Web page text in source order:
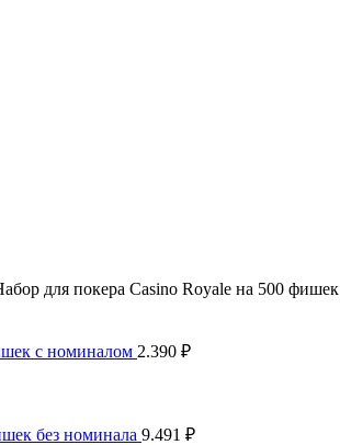
для покера Casino Royale на 500 фишек
с номиналом 2.390 ₽
без номинала 9.491 ₽